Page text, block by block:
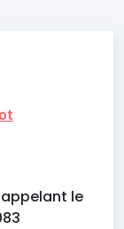
appelant le